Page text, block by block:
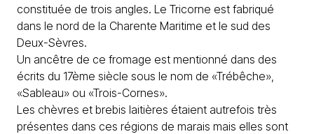
constituée de trois angles. Le Tricorne est fabriqué
dans le nord de la Charente Maritime et le sud des
Deux-Sèvres.
Un ancêtre de ce fromage est mentionné dans des
écrits du 17ème siècle sous le nom de «Trébêche»,
«Sableau» ou «Trois-Cornes».
Les chèvres et brebis laitières étaient autrefois très
présentes dans ces régions de marais mais elles sont